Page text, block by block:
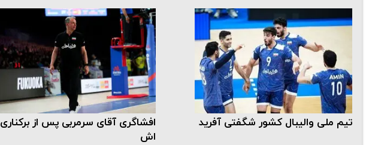
تیم ملی والیبال کشور شگفتی آفرید
افشاگری آقای سرمربی پس از برکناری
اش